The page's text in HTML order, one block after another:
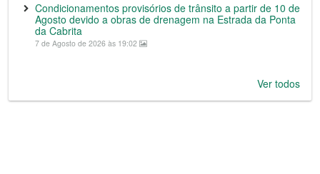
Condicionamentos provisórios de trânsito a partir de 10 de
Agosto devido a obras de drenagem na Estrada da Ponta
da Cabrita
7 de Agosto de 2026 às 19:02
Ver todos